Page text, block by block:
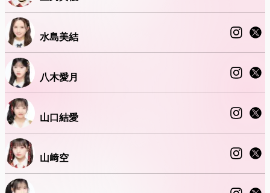
水島美結
八木愛月
山口結愛
山﨑空